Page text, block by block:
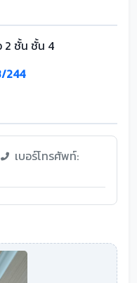
2 ชั้น ชั้น 4
244
เบอร์โทรศัพท์: